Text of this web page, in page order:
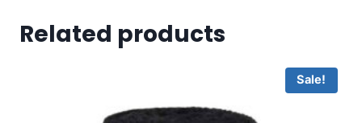
Related products
Sale!